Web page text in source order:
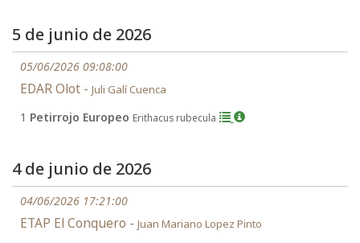
5 de junio de 2026
05/06/2026 09:08:00
EDAR Olot - Juli Galí Cuenca
1 Petirrojo Europeo Erithacus rubecula
4 de junio de 2026
04/06/2026 17:21:00
ETAP El Conquero - Juan Mariano Lopez Pinto